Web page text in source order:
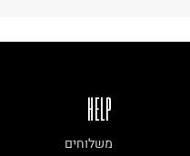
HELP
משלוחים